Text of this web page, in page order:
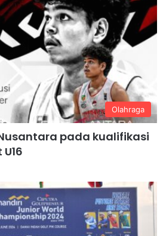
Olahraga
pada kualifikasi